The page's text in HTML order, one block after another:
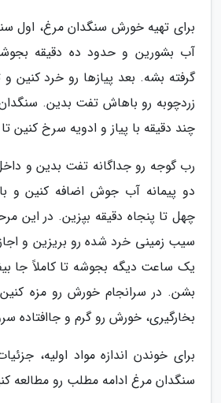
برای تهیه خورش سنگدان مرغ، اول
آب بشورین و حدود ده دقیقه
گرفته بشه. بعد پیازها رو خرد کنین
زردچوبه رو باهاش تفت بدین.
چند دقیقه با پیاز و ادویه سرخ
رب گوجه رو جداگانه تفت بدین و
دو پیمانه آب جوش اضافه کنین و
چهل تا پنجاه دقیقه بپزین. در این
سیب زمینی خرد شده رو بریزین و
یک ساعت دیگه بجوشه تا کاملاً جا
بشن. در سرانجام خورش رو مزه
بخارگیری، خورش رو گرم و جاافتاده
برای خوندن اندازه مواد اولیه،
سنگدان مرغ ادامه مطلب رو مطالعه